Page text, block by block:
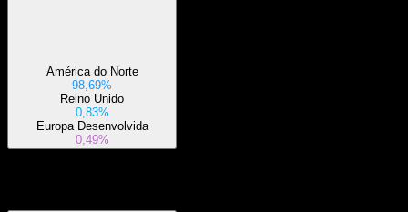
América do Norte
98,69%
Reino Unido
0,83%
Europa Desenvolvida
0,49%